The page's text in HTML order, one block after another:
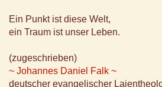
Ein Punkt ist diese Welt,
ein Traum ist unser Leben.
(zugeschrieben)
~ Johannes Daniel Falk ~
deutscher evangelischer